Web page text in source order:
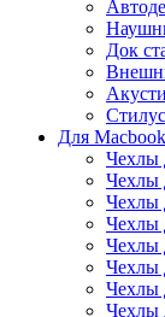
Док
Для Macbook
Чехлы
Чехлы
Чехлы
Чехлы
Чехлы
Чехлы
Чехлы
Чехлы